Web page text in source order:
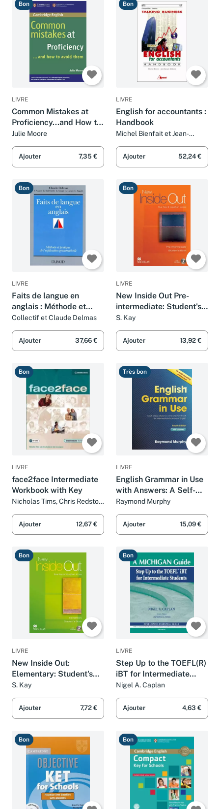
Bon
LIVRE
Common Mistakes at
Proficiency...and How to
Avoid Them
Julie Moore
Ajouter 7,35 €
Bon
LIVRE
English for accountants :
Handbook
Michel Bienfait et Jean-
Ajouter 52,24 €
Bon
LIVRE
Faits de langue en
anglais : Méthode et
pratique de l'explication
Collectif et Claude Delmas
Ajouter 37,66 €
Bon
LIVRE
New Inside Out Pre-
intermediate: Student's
Book Pack.
S. Kay
Ajouter 13,92 €
Bon
LIVRE
face2face Intermediate
Workbook with Key
Nicholas Tims, Chris Redston
Ajouter 12,67 €
Très bon
LIVRE
English Grammar in Use
with Answers: A Self-
Study Reference and
Practice Book for
Intermediate learners of
English
Raymond Murphy
Ajouter 15,09 €
Bon
LIVRE
New Inside Out:
Elementary: Student's
Book with CD ROM Pack.
S. Kay
Ajouter 7,72 €
Bon
LIVRE
Step Up to the TOEFL(R)
iBT for Intermediate
Students (with Audio
CD): A Michigan Guide
(Developing Essential
Skills)
Nigel A. Caplan
Ajouter 4,63 €
Bon Bon